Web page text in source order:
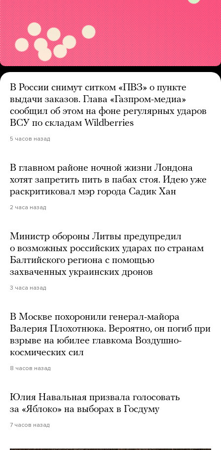
В России снимут ситком «ПВЗ» о пункте
выдачи заказов. Глава «Газпром-медиа»
сообщил об этом на фоне регулярных ударов
ВСУ по складам Wildberries
5 часов назад
В главном районе ночной жизни Лондона
хотят запретить пить в пабах стоя. Идею уже
раскритиковал мэр города Садик Хан
2 часа назад
Министр обороны Литвы предупредил
о возможных российских ударах по странам
Балтийского региона с помощью
захваченных украинских дронов
3 часа назад
В Москве похоронили генерал-майора
Валерия Плохотнюка. Вероятно, он погиб при
взрыве на юбилее главкома Воздушно-
космических сил
8 часов назад
Юлия Навальная призвала голосовать
за «Яблоко» на выборах в Госдуму
7 часов назад